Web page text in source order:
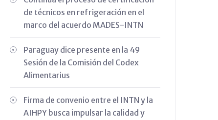
de técnicos en refrigeración en el
marco del acuerdo MADES-INTN
Paraguay dice presente en la 49
Sesión de la Comisión del Codex
Alimentarius
Firma de convenio entre el INTN y la
AIHPY busca impulsar la calidad y